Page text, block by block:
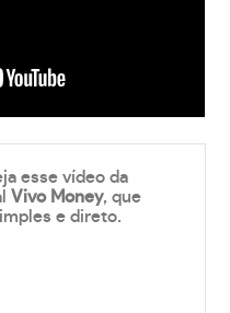
esse vídeo da
Vivo Money, que
e direto.